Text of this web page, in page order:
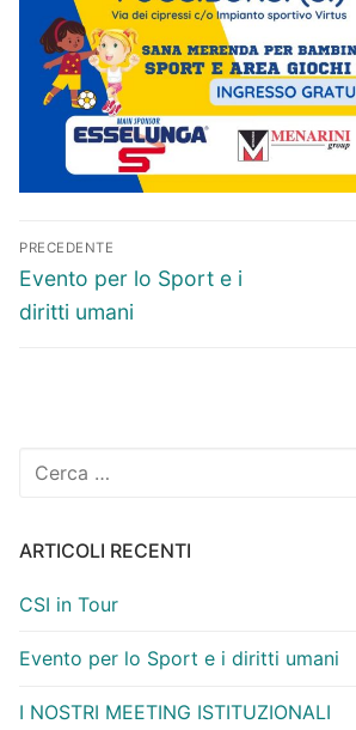
Navigazione
articoli
PRECEDENTE
Articolo
precedente:
Evento per lo Sport e i
diritti umani
Cerca:
ARTICOLI RECENTI
CSI in Tour
Evento per lo Sport e i diritti umani
I NOSTRI MEETING ISTITUZIONALI